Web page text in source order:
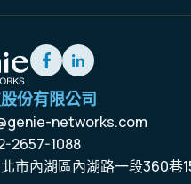
份有限公司
networks.com
2657-1088
市內湖區內湖路一段360巷